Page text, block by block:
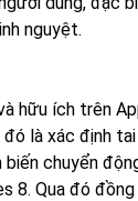
nguyệt.
hữu ích trên
là xác định
chuyển
8. Qua đó